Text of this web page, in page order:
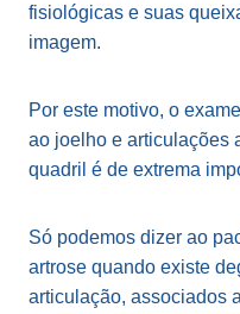
fisiológicas e suas
imagem.
Por este motivo, o
ao joelho e articulações
quadril é de extrema
Só podemos dizer ao
artrose quando existe
articulação, associados